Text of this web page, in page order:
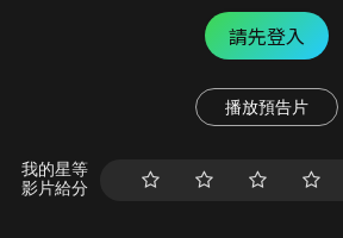
請先登入
播放預告片
我的星等
影片給分